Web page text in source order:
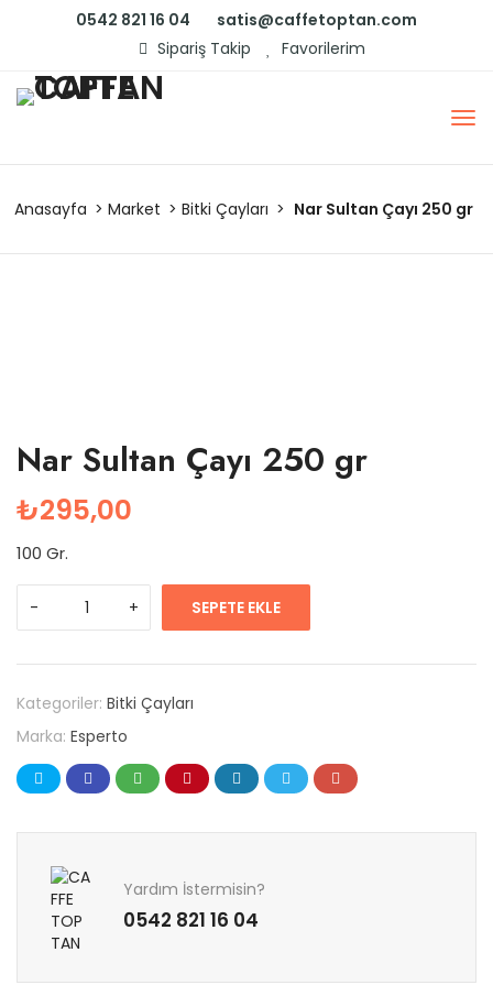
0542 821 16 04
satis@caffetoptan.com
Sipariş Takip
Favorilerim
Anasayfa Market Bitki Çayları Nar Sultan Çayı 250 gr
Nar Sultan Çayı 250 gr
₺295,00
100 Gr.
SEPETE EKLE
Kategoriler: Bitki Çayları
Marka: Esperto
Yardım İstermisin?
0542 821 16 04